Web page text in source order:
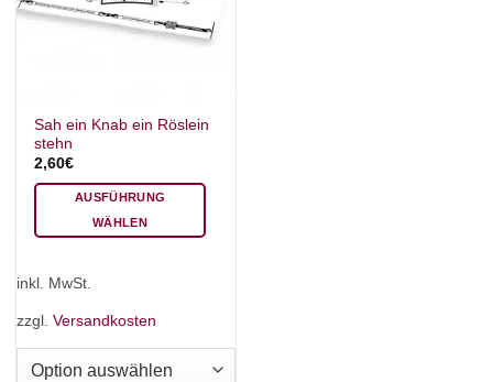
Sah ein Knab ein Röslein
stehn
2,60€
AUSFÜHRUNG
WÄHLEN
mehrere
auf.
inkl. MwSt.
zzgl. Versandkosten